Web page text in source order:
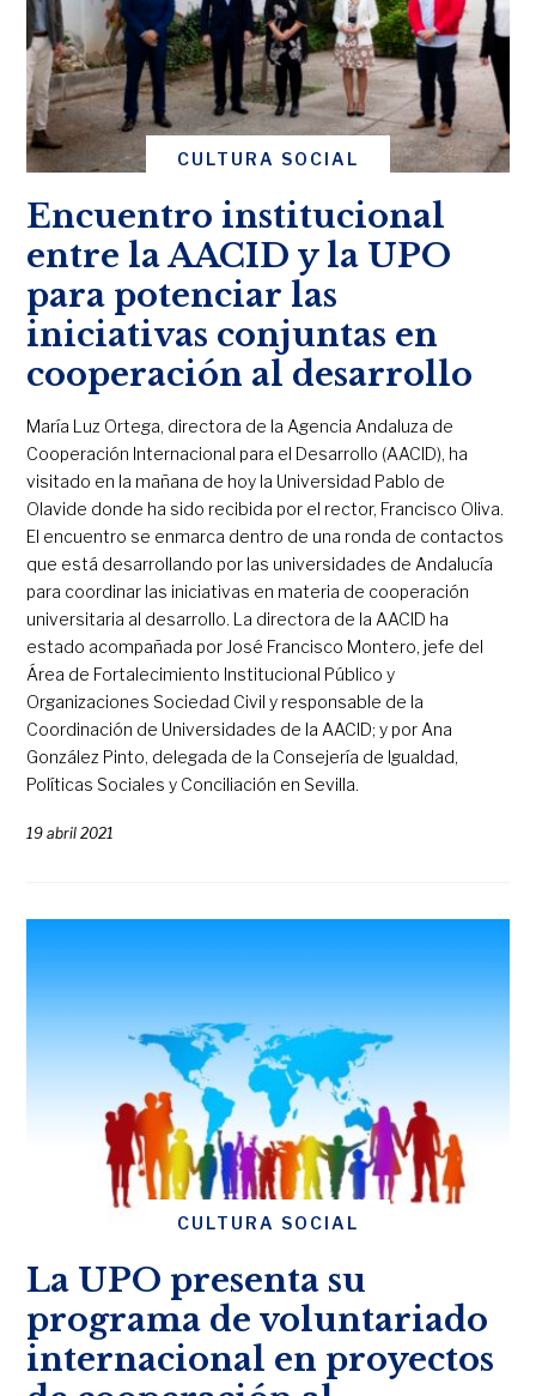
CULTURA SOCIAL
Encuentro institucional
entre la AACID y la UPO
para potenciar las
iniciativas conjuntas en
cooperación al desarrollo
María Luz Ortega, directora de la Agencia Andaluza de
Cooperación Internacional para el Desarrollo (AACID), ha
visitado en la mañana de hoy la Universidad Pablo de
Olavide donde ha sido recibida por el rector, Francisco Oliva.
El encuentro se enmarca dentro de una ronda de contactos
que está desarrollando por las universidades de Andalucía
para coordinar las iniciativas en materia de cooperación
universitaria al desarrollo. La directora de la AACID ha
estado acompañada por José Francisco Montero, jefe del
Área de Fortalecimiento Institucional Público y
Organizaciones Sociedad Civil y responsable de la
Coordinación de Universidades de la AACID; y por Ana
González Pinto, delegada de la Consejería de Igualdad,
Políticas Sociales y Conciliación en Sevilla.
19 abril 2021
CULTURA SOCIAL
La UPO presenta su
programa de voluntariado
internacional en proyectos